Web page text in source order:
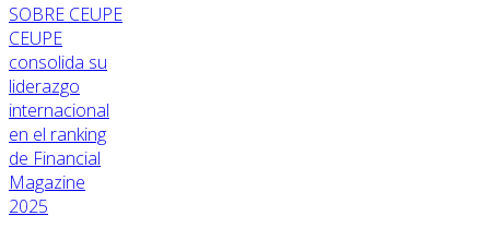
SOBRE CEUPE
CEUPE
consolida su
liderazgo
internacional
en el ranking
de Financial
Magazine
2025